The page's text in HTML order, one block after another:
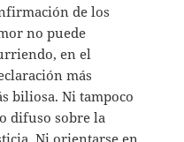
de los
no puede
en el
más
biliosa. Ni tampoco
difuso sobre la